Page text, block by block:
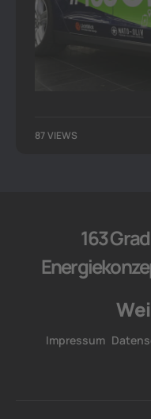
87 VIEWS
163
Impressum